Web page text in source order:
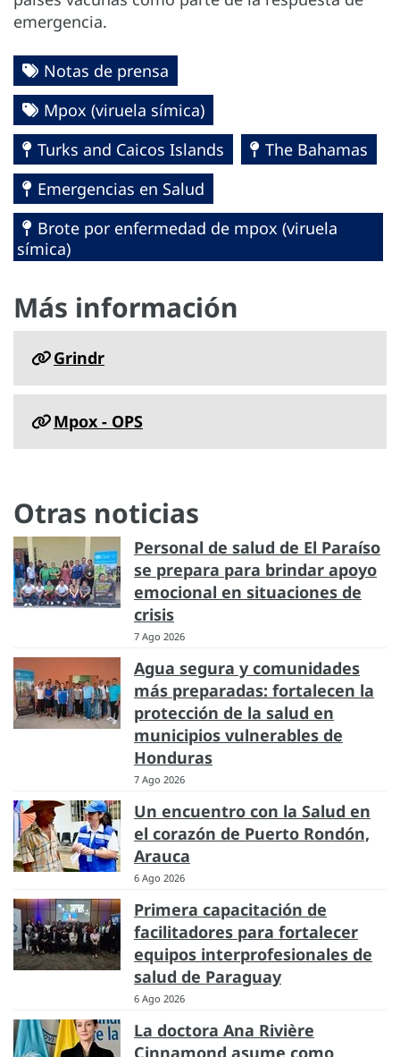
emergencia.
Notas de prensa
Mpox (viruela símica)
Turks and Caicos Islands
The Bahamas
Emergencias en Salud
Brote por enfermedad de mpox (viruela
símica)
Más información
Grindr
Mpox - OPS
Otras noticias
Personal de salud de El Paraíso
se prepara para brindar apoyo
emocional en situaciones de
crisis
7 Ago 2026
Agua segura y comunidades
más preparadas: fortalecen la
protección de la salud en
municipios vulnerables de
Honduras
7 Ago 2026
Un encuentro con la Salud en
el corazón de Puerto Rondón,
Arauca
6 Ago 2026
Primera capacitación de
facilitadores para fortalecer
equipos interprofesionales de
salud de Paraguay
6 Ago 2026
La doctora Ana Rivière
Cinnamond asume como